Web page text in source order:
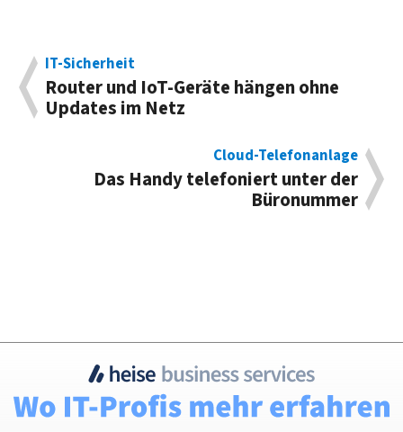
IT-Sicherheit
Router und IoT-Geräte hän­gen ohne
Up­dates im Netz
Cloud-Telefonanlage
Das Handy tele­foniert unter der
Büronummer